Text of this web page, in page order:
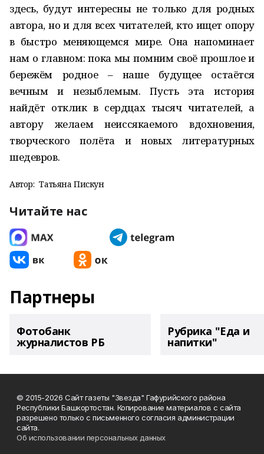
здесь, будут интересны не только для родных
автора, но и для всех читателей, кто ищет опору
в быстро меняющемся мире. Она напоминает
нам о главном: пока мы помним своё прошлое и
бережём родное – наше будущее остаётся
вечным и незыблемым. Пусть эта история
найдёт отклик в сердцах тысяч читателей, а
автору желаем неиссякаемого вдохновения,
творческого полёта и новых литературных
шедевров.
Автор: Татьяна Пискун
Читайте нас
Партнеры
Фотобанк
журналистов РБ
Рубрика "Еда и
напитки"
© 2015-2026 Сайт газеты "Звезда" Гафурийского района
Республики Башкортостан. Копирование материалов с сайта
разрешено только с письменного согласия администрации
сайта.
Об использовании персональных данных